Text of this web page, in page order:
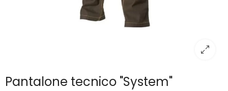
Pantalone tecnico "System"